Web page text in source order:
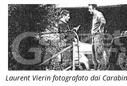
Laurent Vierin fotografato dai